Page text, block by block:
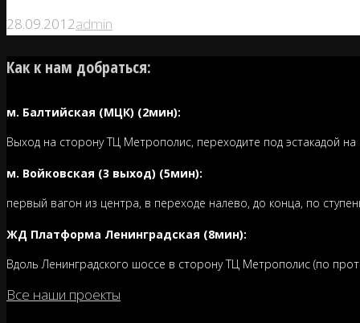
28.09.2012admin
Как к нам добраться:
м. Балтийская (МЦК) (2мин):
Выход на сторону ТЦ Метрополис, переходите под эстакадой
м. Войковская (3 выход) (5мин):
первый вагон из центра, в переходе налево, до конца, по
ЖД Платформа Ленинградская (8мин):
Вдоль Ленинградского шоссе в сторону ТЦ Метрополис (по
Все наши проекты